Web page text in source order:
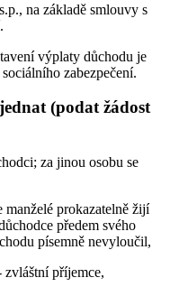
na základě smlouvy s
výplaty důchodu je
zabezpečení.
(podat žádost
za jinou osobu se
manželé prokazatelně žijí
předem svého
písemně nevyloučil,
zvláštní příjemce,